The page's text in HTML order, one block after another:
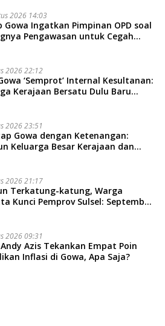
2026 14:03
Gowa Ingatkan Pimpinan OPD soal
Pengawasan untuk Cegah
2026 22:12
‘Semprot’ Internal Kesultanan:
Kerajaan Bersatu Dulu Baru
2026 23:51
Gowa dengan Ketenangan:
Keluarga Besar Kerajaan dan
dan Adab
2026 21:17
Terkatung-katung, Warga
Kunci Pemprov Sulsel: September
2026 09:31
Azis Tekankan Empat Poin
Inflasi di Gowa, Apa Saja?